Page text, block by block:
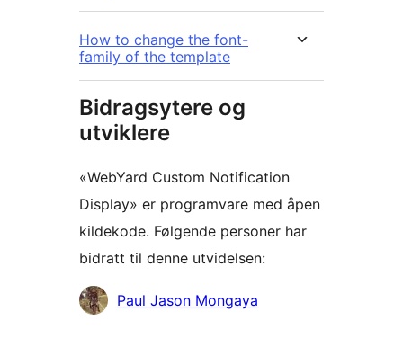
How to change the font-
family of the template
Bidragsytere og
utviklere
«WebYard Custom Notification
Display» er programvare med åpen
kildekode. Følgende personer har
bidratt til denne utvidelsen:
Bidragsytere
Paul Jason Mongaya